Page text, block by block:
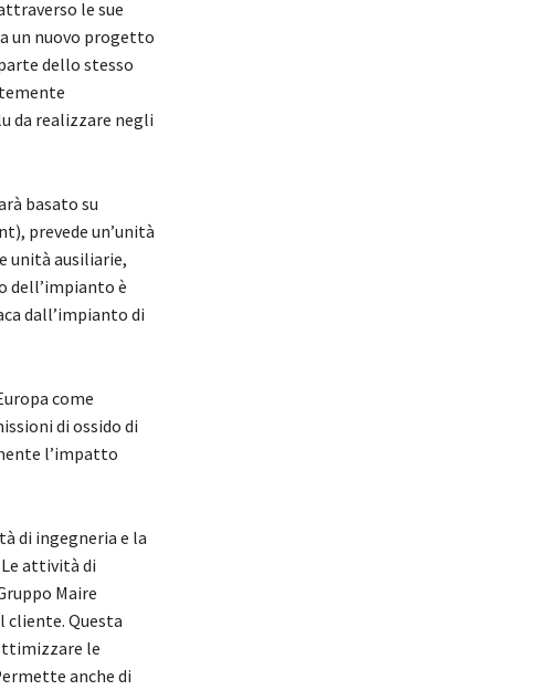
le sue
un nuovo progetto
dello stesso
da realizzare negli
basato su
prevede un’unità
unità ausiliarie,
dell’impianto è
dall’impianto di
come
di ossido di
l’impatto
di ingegneria e la
attività di
Maire
cliente. Questa
le
anche di